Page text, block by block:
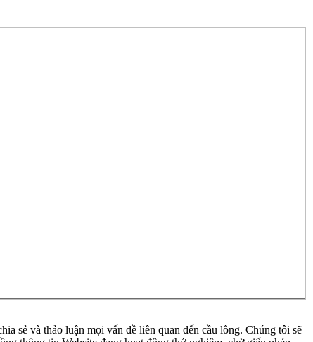
sẻ và thảo luận mọi vấn đề liên quan đến cầu lông. Chúng tôi sẽ